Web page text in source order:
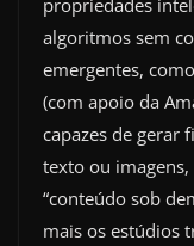
algoritmos sem
emergentes,
(com apoio da
capazes de gerar
texto ou
“conteúdo sob
mais os estúdios